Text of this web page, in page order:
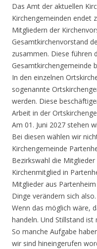
Das Amt der aktuellen
Kirchengemeinden endet
Mitgliedern der
Gesamtkirchenvorstand
zusammen. Diese führen
Gesamtkirchengemeinde
In den einzelnen
sogenannte
werden. Diese
Arbeit in der
Am 01. Juni 2027 stehen
Bei diesen wählen wir
Kirchengemeinde
Bezirkswahl die
Kirchenmitglied in
Mitglieder aus
Dinge verändern sich
Wenn das möglich wäre,
handeln. Und Stillstand ist
So manche Aufgabe
wir sind hineingerufen